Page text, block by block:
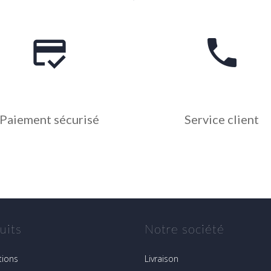
credit_score
Paiement sécurisé
phone
Service client
Notre société
Livraison